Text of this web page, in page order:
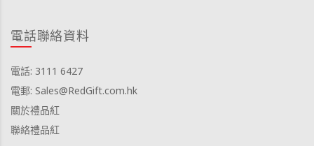
電話聯絡資料
電話: 3111 6427
電郵: Sales@RedGift.com.hk
關於禮品紅
聯絡禮品紅